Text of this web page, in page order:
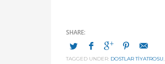
TAGGED UNDER: DOSTLAR TİYATROSU,